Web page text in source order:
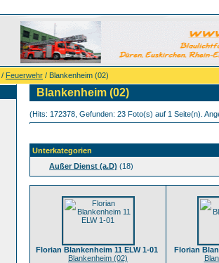
/ Feuerwehr / Blankenheim (02)
Blankenheim (02)
(Hits: 172378, Gefunden: 23 Foto(s) auf 1 Seite(n).
Unterkategorien
Außer Dienst (a.D) (18)
Florian Blankenheim 11 ELW 1-01
Blankenheim (02)
Florian